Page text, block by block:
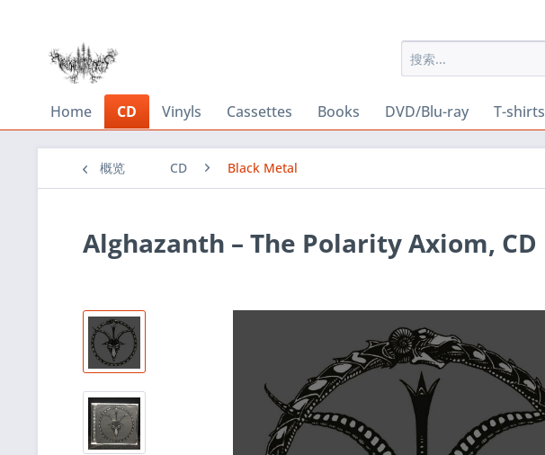
Home CD Vinyls Cassettes Books DVD/Blu-ray T-shirts
概览 CD Black Metal
Alghazanth ‎– The Polarity Axiom, CD